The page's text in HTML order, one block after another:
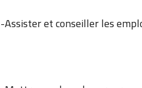
-Assister et conseiller les